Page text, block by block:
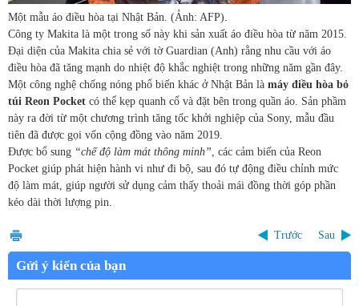
Một mẫu áo điều hòa tại Nhật Bản. (Ảnh: AFP).
Công ty Makita là một trong số này khi sản xuất áo điều hòa từ năm 2015.
Đại diện của Makita chia sẻ với tờ Guardian (Anh) rằng nhu cầu với áo
điều hòa đã tăng mạnh do nhiệt độ khắc nghiệt trong những năm gần đây.
Một công nghệ chống nóng phổ biến khác ở Nhật Bản là máy điều hòa bỏ
túi Reon Pocket có thể kẹp quanh cổ và đặt bên trong quần áo. Sản phầm
này ra đời từ một chương trình tăng tốc khởi nghiệp của Sony, mẫu đầu
tiên đã được gọi vốn cộng đồng vào năm 2019.
Được bổ sung “chế độ làm mát thông minh” , các cảm biến của Reon
Pocket giúp phát hiện hành vi như đi bộ, sau đó tự động điều chỉnh mức
độ làm mát, giúp người sử dụng cảm thấy thoải mái đồng thời góp phần
kéo dài thời lượng pin.
Trước Sau
Gửi ý kiến của bạn